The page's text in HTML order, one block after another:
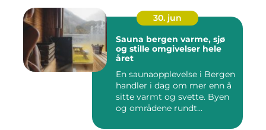
30. jun
Sauna bergen varme, sjø
og stille omgivelser hele
året
En saunaopplevelse i Bergen
handler i dag om mer enn å
sitte varmt og svette. Byen
og områdene rundt...